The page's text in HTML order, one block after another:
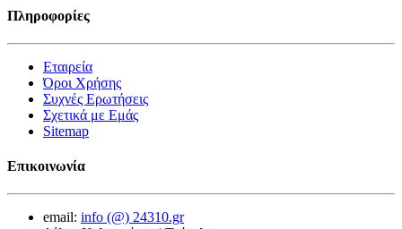
Πληροφορίες
Εταιρεία
Όροι Χρήσης
Συχνές Ερωτήσεις
Σχετικά με Εμάς
Sitemap
Επικοινωνία
email: info (@) 24310.gr